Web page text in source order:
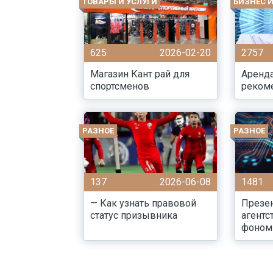
625
2026-02-20
Магазин Кант рай для
спортсменов
2757
РАЗНОЕ
137
2026-06-08
— Как узнать правовой
статус призывника
РАЗНОЕ
1481
фоном